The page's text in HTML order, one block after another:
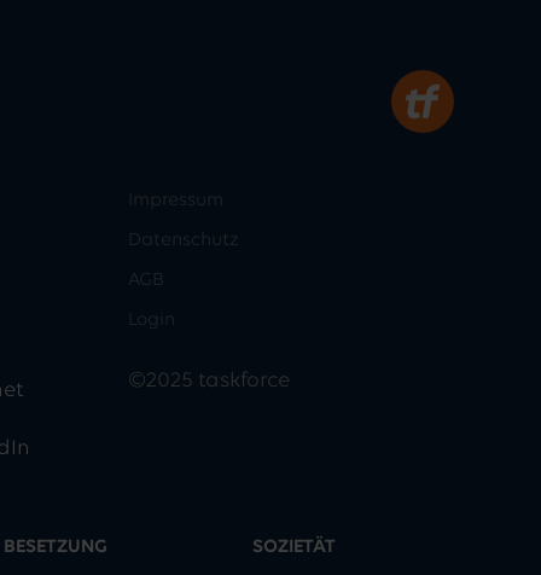
Impressum
Datenschutz
AGB
Login
©2025 taskforce
BESETZUNG SOZIETÄT